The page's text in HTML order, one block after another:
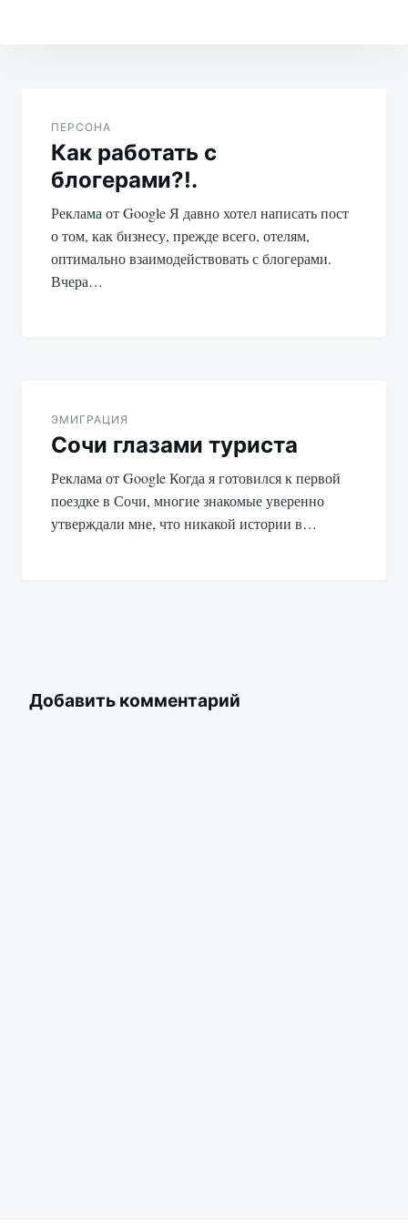
записям
ПЕРСОНА
Как работать с
блогерами?!.
Реклама от Google Я давно хотел написать пост
о том, как бизнесу, прежде всего, отелям,
оптимально взаимодействовать с блогерами.
Вчера…
ЭМИГРАЦИЯ
Сочи глазами туриста
Реклама от Google Когда я готовился к первой
поездке в Сочи, многие знакомые уверенно
утверждали мне, что никакой истории в…
Добавить комментарий